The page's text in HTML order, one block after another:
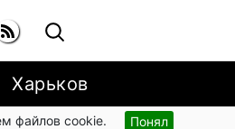
Харьков
файлов cookie. Понял